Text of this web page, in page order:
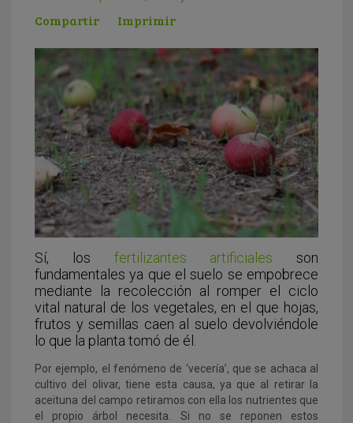
Compartir Imprimir
Sí, los fertilizantes artificiales son
fundamentales ya que el suelo se empobrece
mediante la recolección al romper el ciclo
vital natural de los vegetales, en el que hojas,
frutos y semillas caen al suelo devolviéndole
lo que la planta tomó de él.
Por ejemplo, el fenómeno de ‘vecería’, que se achaca al
cultivo del olivar, tiene esta causa, ya que al retirar la
aceituna del campo retiramos con ella los nutrientes que
el propio árbol necesita. Si no se reponen estos